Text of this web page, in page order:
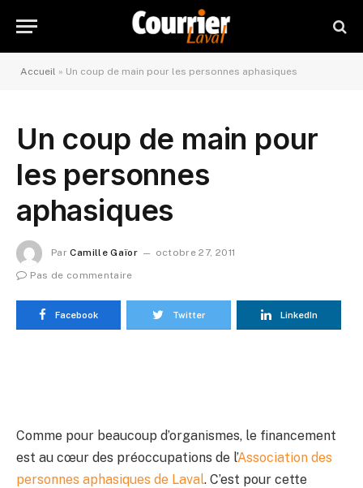
Accueil » Un coup de main pour les personnes aphasiques
Un coup de main pour
les personnes
aphasiques
Par Camille Gaïor
octobre 27, 2011
Pas de commentaire
Facebook Twitter LinkedIn
Comme pour beaucoup d’organismes, le financement
est au cœur des préoccupations de l’Association des
personnes aphasiques de Laval. C’est pour cette